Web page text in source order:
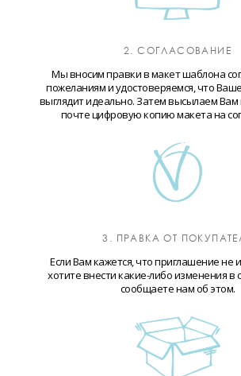
2. СОГЛАСОВАНИЕ
Мы вносим правки в макет шаблона
пожеланиям и удостоверяемся, что
выглядит идеально. Затем высылаем Вам
почте цифровую копию макета на
3. ПРАВКА ОТ
Если Вам кажется, что приглашение не
хотите внести какие-либо изменения в
сообщаете нам об этом.